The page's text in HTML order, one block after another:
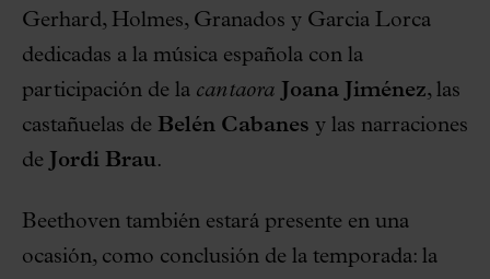
Gerhard, Holmes, Granados y Garcia Lorca
dedicadas a la música española con la
participación de la cantaora Joana Jiménez, las
castañuelas de Belén Cabanes y las narraciones
de
Jordi Brau.
Beethoven también estará presente en una
ocasión, como conclusión de la temporada: la